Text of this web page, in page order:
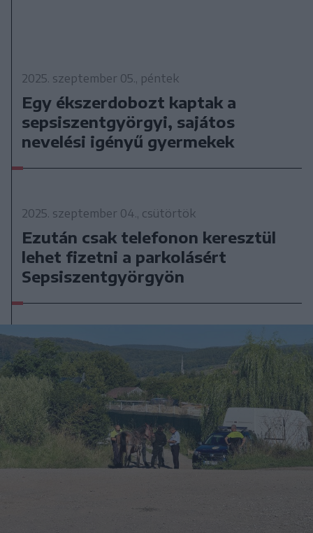
2025. szeptember 05., péntek
Egy ékszerdobozt kaptak a
sepsiszentgyörgyi, sajátos
nevelési igényű gyermekek
2025. szeptember 04., csütörtök
Ezután csak telefonon keresztül
lehet fizetni a parkolásért
Sepsiszentgyörgyön